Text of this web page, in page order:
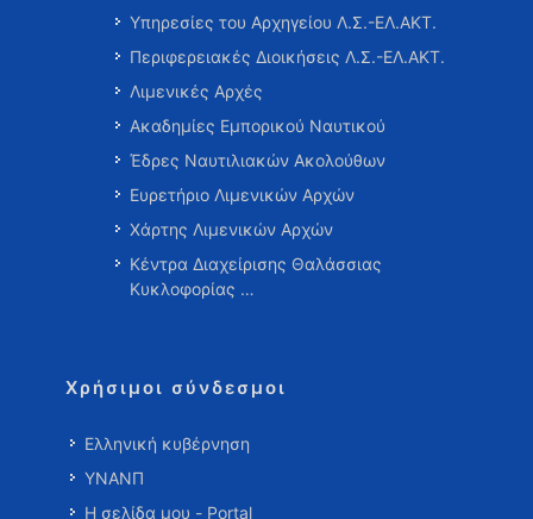
Υπηρεσίες του Αρχηγείου Λ.Σ.-ΕΛ.ΑΚΤ.
Περιφερειακές Διοικήσεις Λ.Σ.-ΕΛ.ΑΚΤ.
Λιμενικές Αρχές
Ακαδημίες Εμπορικού Ναυτικού
Έδρες Ναυτιλιακών Ακολούθων
Ευρετήριο Λιμενικών Αρχών
Χάρτης Λιμενικών Αρχών
Κέντρα Διαχείρισης Θαλάσσιας
Κυκλοφορίας …
Χρήσιμοι σύνδεσμοι
Ελληνική κυβέρνηση
ΥΝΑΝΠ
Η σελίδα μου - Portal